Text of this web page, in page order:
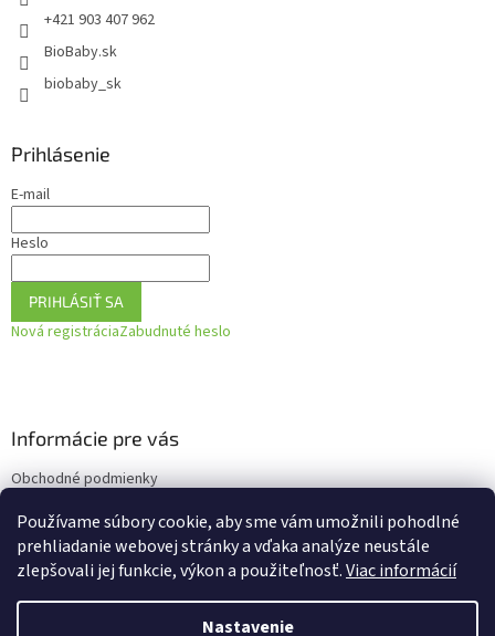
Používame súbory cookie, aby sme vám umožnili pohodlné
prehliadanie webovej stránky a vďaka analýze neustále
zlepšovali jej funkcie, výkon a použiteľnosť.Viac informácií
Nastavenie
+421 903 407 962
BioBaby.sk
biobaby_sk
Prihlásenie
E-mail
Heslo
PRIHLÁSIŤ SA
Nová registráciaZabudnuté heslo
Informácie pre vás
Obchodné podmienky
Ako vrátiť tovar